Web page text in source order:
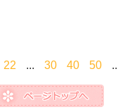
22 ... 30 40 50